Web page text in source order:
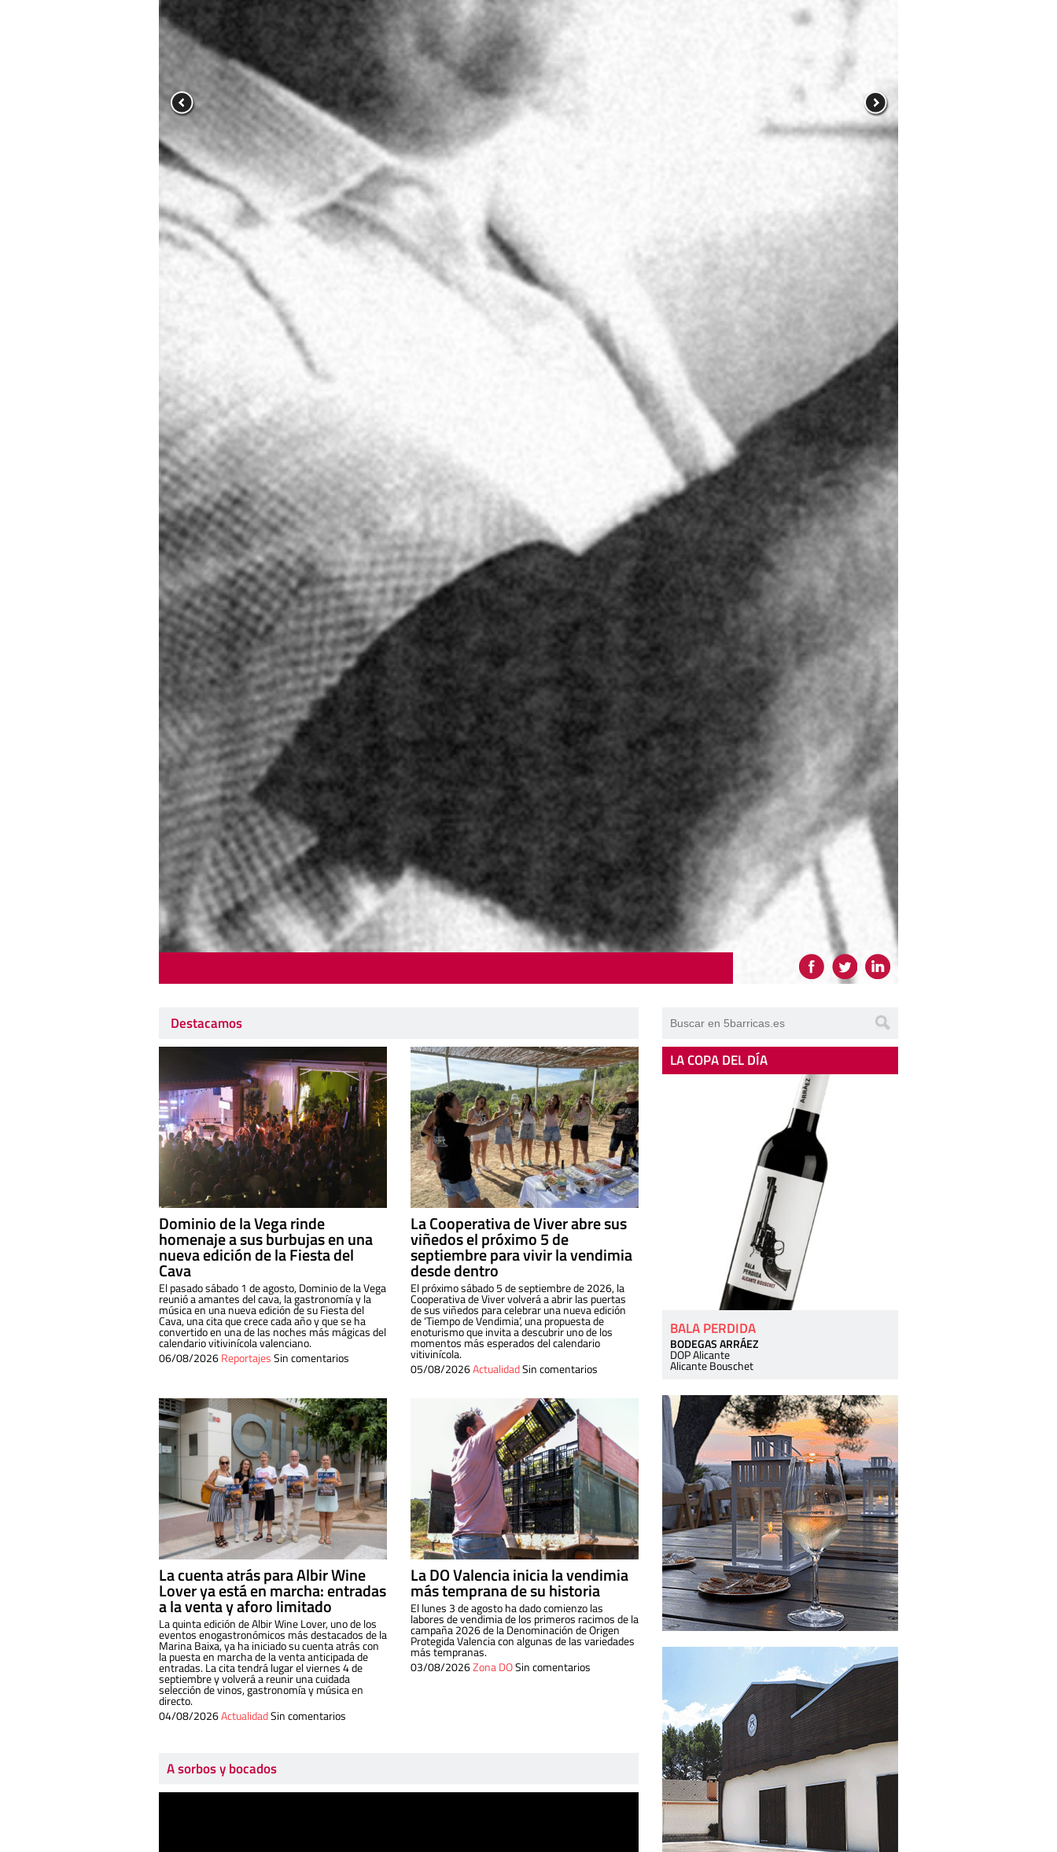
Destacamos
Dominio de la Vega rinde
homenaje a sus burbujas en una
nueva edición de la Fiesta del
Cava
El pasado sábado 1 de agosto, Dominio de la Vega
reunió a amantes del cava, la gastronomía y la
música en una nueva edición de su Fiesta del
Cava, una cita que crece cada año y que se ha
convertido en una de las noches más mágicas del
calendario vitivinícola valenciano.
06/08/2026ReportajesSin comentarios
La Cooperativa de Viver abre sus
viñedos el próximo 5 de
septiembre para vivir la vendimia
desde dentro
El próximo sábado 5 de septiembre de 2026, la
Cooperativa de Viver volverá a abrir las puertas
de sus viñedos para celebrar una nueva edición
de ‘Tiempo de Vendimia’, una propuesta de
enoturismo que invita a descubrir uno de los
momentos más esperados del calendario
vitivinícola.
05/08/2026ActualidadSin comentarios
La cuenta atrás para Albir Wine
Lover ya está en marcha: entradas
a la venta y aforo limitado
La quinta edición de Albir Wine Lover, uno de los
eventos enogastronómicos más destacados de la
Marina Baixa, ya ha iniciado su cuenta atrás con
la puesta en marcha de la venta anticipada de
entradas. La cita tendrá lugar el viernes 4 de
septiembre y volverá a reunir una cuidada
selección de vinos, gastronomía y música en
directo.
04/08/2026ActualidadSin comentarios
La DO Valencia inicia la vendimia
más temprana de su historia
El lunes 3 de agosto ha dado comienzo las
labores de vendimia de los primeros racimos de la
campaña 2026 de la Denominación de Origen
Protegida Valencia con algunas de las variedades
más tempranas.
03/08/2026Zona DOSin comentarios
A sorbos y bocados
LA COPA DEL DÍA
BALA PERDIDA
BODEGAS ARRÁEZ
DOP Alicante
Alicante Bouschet